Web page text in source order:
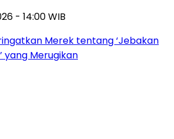
- 14:00 WIB
Merek tentang ‘Jebakan
yang Merugikan